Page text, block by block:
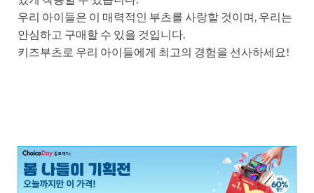
우리 아이들은 이 매력적인 부츠를 사랑할 것이며, 우리는
안심하고 구매할 수 있을 것입니다.
키즈부츠로 우리 아이들에게 최고의 경험을 선사하세요!